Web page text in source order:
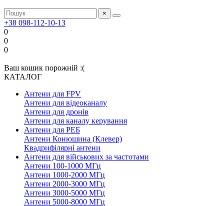
×
+38 098-112-10-13
0
0
0
Ваш кошик порожній :(
КАТАЛОГ
Антени для FPV
Антени для відеоканалу
Антени для дронів
Антени для каналу керування
Антени для РЕБ
Антени Конюшина (Клевер)
Квадрифілярні антени
Антени для військових за частотами
Антени 100-1000 МГц
Антени 1000-2000 МГц
Антени 2000-3000 МГц
Антени 3000-5000 МГц
Антени 5000-8000 МГц